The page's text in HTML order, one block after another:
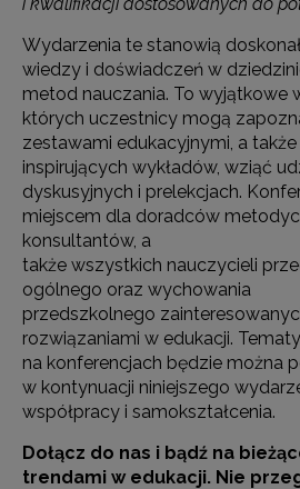
Wydarzenia te stanowią
wiedzy i doświadczeń w
metod nauczania. To wyjątkowe
których uczestnicy mogą
zestawami edukacyjnymi, a także
inspirujących wykładów, wziąć
dyskusyjnych i prelekcjach.
miejscem dla doradców
konsultantów, a
także wszystkich nauczycieli
ogólnego oraz wychowania
przedszkolnego
rozwiązaniami w edukacji.
na konferencjach będzie można
w kontynuacji niniejszego
współpracy i samokształcenia.
Dołącz do nas i bądź na
trendami w edukacji. Nie